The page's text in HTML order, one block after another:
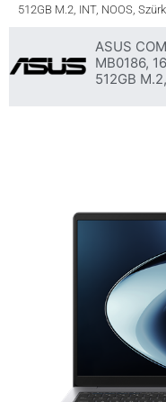
LAPTOP ALKATRÉSZ
KOMPONENS
512GB M.2, INT, NOOS,
ASUS
MB0186,
512GB